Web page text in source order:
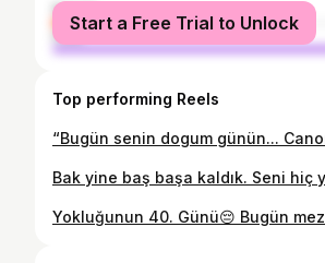
female
male
Start a Free Trial to Unlock
Top performing Reels